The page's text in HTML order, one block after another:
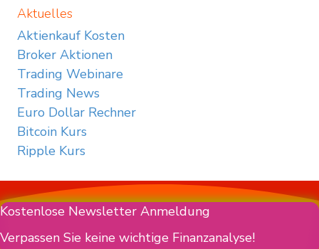
Aktuelles
Aktienkauf Kosten
Broker Aktionen
Trading Webinare
Trading News
Euro Dollar Rechner
Bitcoin Kurs
Ripple Kurs
Kostenlose Newsletter Anmeldung
Verpassen Sie keine wichtige Finanzanalyse!